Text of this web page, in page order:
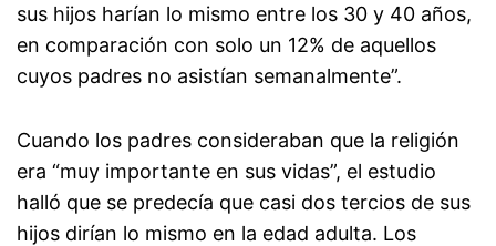
sus hijos harían lo mismo entre los 30 y 40 años,
en comparación con solo un 12% de aquellos
cuyos padres no asistían semanalmente”.
Cuando los padres consideraban que la religión
era “muy importante en sus vidas”, el estudio
halló que se predecía que casi dos tercios de sus
hijos dirían lo mismo en la edad adulta. Los